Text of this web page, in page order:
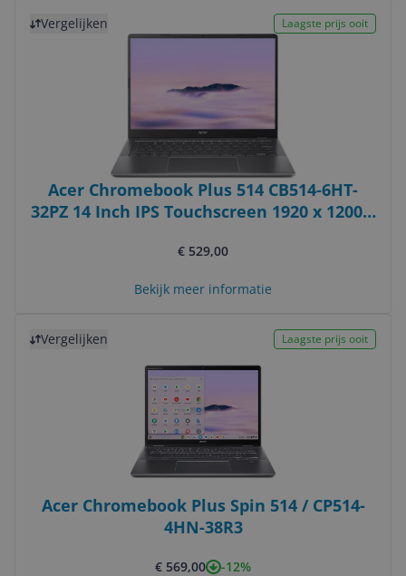
Vergelijken Laagste prijs ooit
Acer Chromebook Plus 514 CB514-6HT-
32PZ 14 Inch IPS Touchscreen 1920 x 1200 8
€ 529,00
Bekijk meer informatie
Vergelijken Laagste prijs ooit
Acer Chromebook Plus Spin 514 / CP514-
4HN-38R3
€ 569,00 -12%